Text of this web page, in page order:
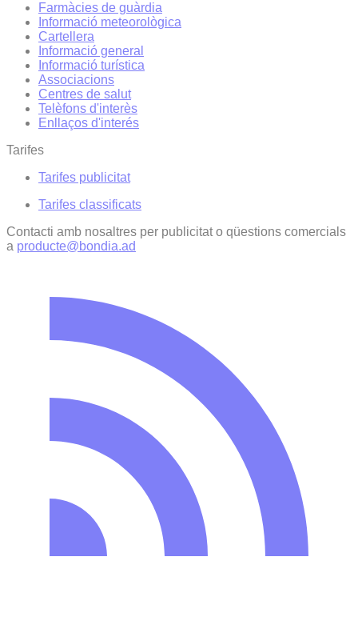
Farmàcies de guàrdia
Informació meteorològica
Cartellera
Informació general
Informació turística
Associacions
Centres de salut
Telèfons d'interès
Enllaços d'interés
Tarifes
Tarifes publicitat
Tarifes classificats
Contacti amb nosaltres per publicitat o qüestions comercials
a producte@bondia.ad